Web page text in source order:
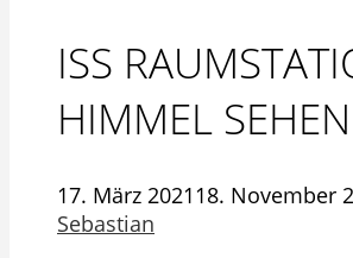
ISS
HIMMEL SEHEN
17. März 2021 18. November
Sebastian